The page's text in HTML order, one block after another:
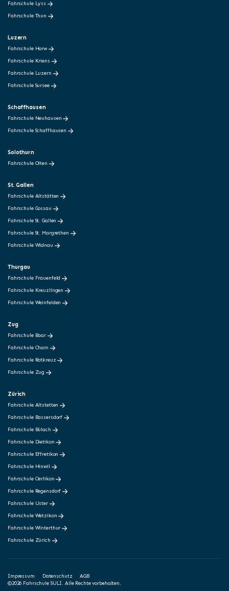
Fahrschule Lyss
Fahrschule Thun
Luzern
Fahrschule Horw
Fahrschule Kriens
Fahrschule Luzern
Fahrschule Sursee
Schaffhausen
Fahrschule Neuhausen
Fahrschule Schaffhausen
Solothurn
Fahrschule Olten
St. Gallen
Fahrschule Altstätten
Fahrschule Gossau
Fahrschule St. Gallen
Fahrschule St. Margrethen
Fahrschule Widnau
Thurgau
Fahrschule Frauenfeld
Fahrschule Kreuzlingen
Fahrschule Weinfelden
Zug
Fahrschule Baar
Fahrschule Cham
Fahrschule Rotkreuz
Fahrschule Zug
Zürich
Fahrschule Altstetten
Fahrschule Bassersdorf
Fahrschule Bülach
Fahrschule Dietikon
Fahrschule Effretikon
Fahrschule Hinwil
Fahrschule Oerlikon
Fahrschule Regensdorf
Fahrschule Uster
Fahrschule Wetzikon
Fahrschule Winterthur
Fahrschule Zürich
Impressum Datenschutz
AGB
©2026 Fahrschule SULI. Alle Rechte vorbehalten.